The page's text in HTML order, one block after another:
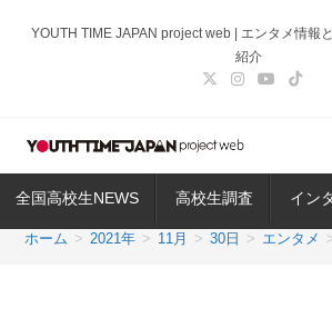
ス
ッ
YOUTH TIME JAPAN project web | エンタメ情報
紹介
全国高校生NEWS 高校生調査 イン
ホーム > 2021年 > 11月 > 30日 > エンタメ